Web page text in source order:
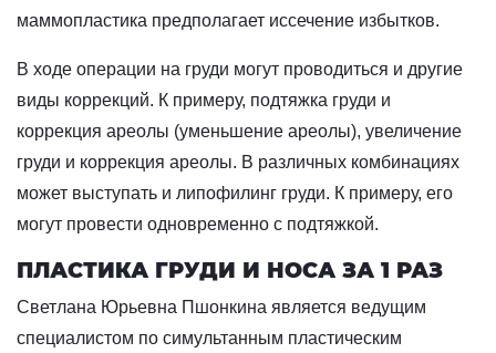
маммопластика предполагает иссечение избытков.
В ходе операции на груди могут проводиться и другие
виды коррекций. К примеру, подтяжка груди и
коррекция ареолы (уменьшение ареолы), увеличение
груди и коррекция ареолы. В различных комбинациях
может выступать и липофилинг груди. К примеру, его
могут провести одновременно с подтяжкой.
ПЛАСТИКА ГРУДИ И НОСА ЗА 1 РАЗ
Светлана Юрьевна Пшонкина является ведущим
специалистом по симультанным пластическим